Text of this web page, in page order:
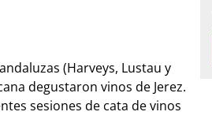
(Harveys, Lustau y
degustaron vinos de Jerez.
sesiones de cata de vinos